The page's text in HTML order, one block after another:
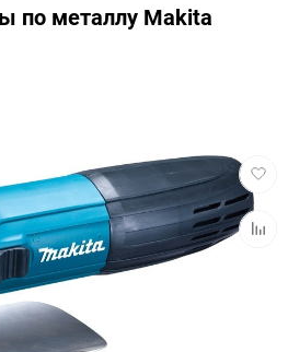
по металлу Makita
в